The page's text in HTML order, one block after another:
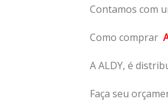
Contamos com
Como comprar
A ALDY, é
Faça seu